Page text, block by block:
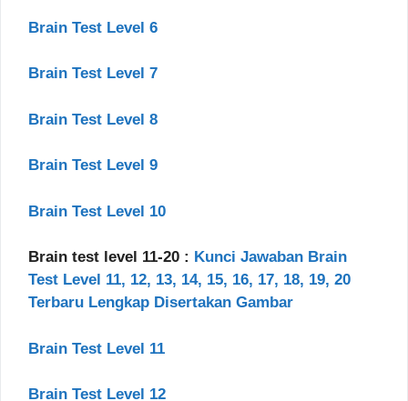
Brain Test Level 6
Brain Test Level 7
Brain Test Level 8
Brain Test Level 9
Brain Test Level 10
Brain test level 11-20 : Kunci Jawaban Brain
Test Level 11, 12, 13, 14, 15, 16, 17, 18, 19, 20
Terbaru Lengkap Disertakan Gambar
Brain Test Level 11
Brain Test Level 12